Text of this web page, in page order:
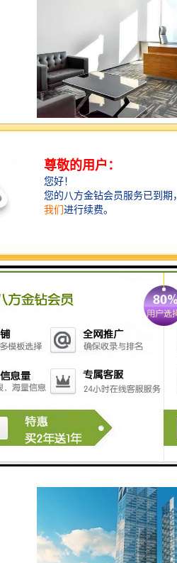
5A写字楼
缔造罗湖商务的范本
项目名称：IBC环球商务中心--
站）；
建筑面积：247861.44㎡；
建筑楼层：地下4层，地上48层
㎡）；
设计公司：美国凯里森建筑事
层高：4.5米；
车位：约1000个；
电梯：36部日立电梯；